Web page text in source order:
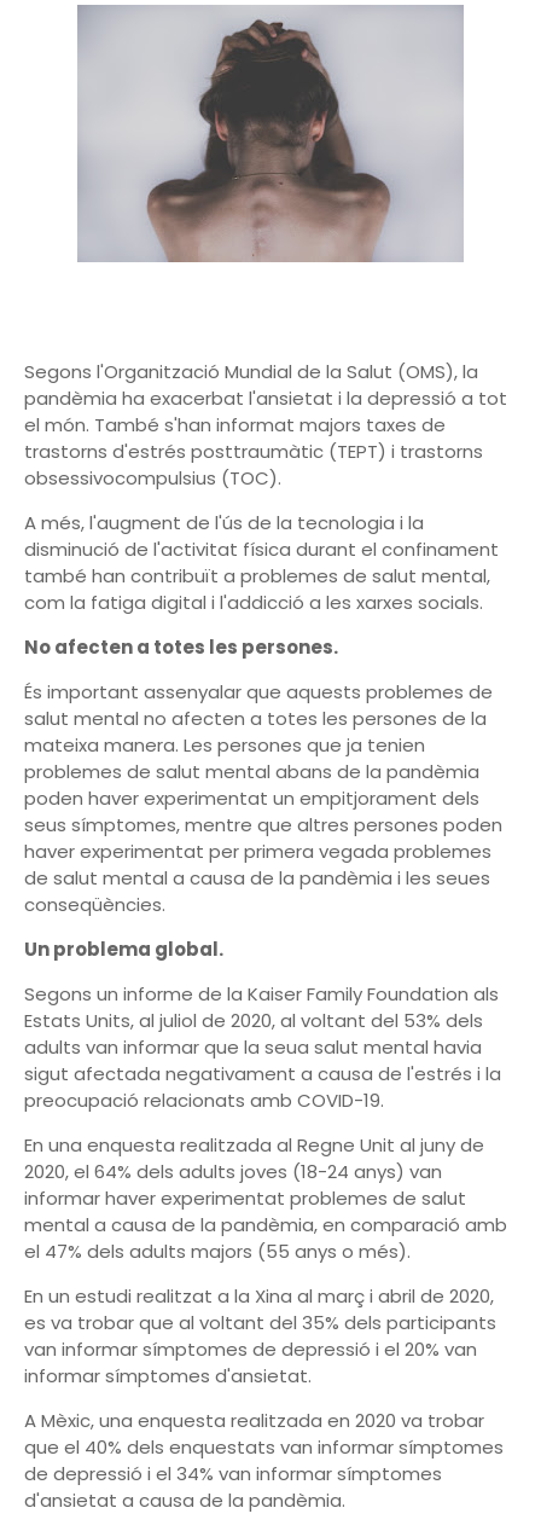
Segons l'Organització Mundial de la Salut (OMS), la
pandèmia ha exacerbat l'ansietat i la depressió a tot
el món. També s'han informat majors taxes de
trastorns d'estrés posttraumàtic (TEPT) i trastorns
obsessivocompulsius (TOC).
A més, l'augment de l'ús de la tecnologia i la
disminució de l'activitat física durant el confinament
també han contribuït a problemes de salut mental,
com la fatiga digital i l'addicció a les xarxes socials.
No afecten a totes les persones.
És important assenyalar que aquests problemes de
salut mental no afecten a totes les persones de la
mateixa manera. Les persones que ja tenien
problemes de salut mental abans de la pandèmia
poden haver experimentat un empitjorament dels
seus símptomes, mentre que altres persones poden
haver experimentat per primera vegada problemes
de salut mental a causa de la pandèmia i les seues
conseqüències.
Un problema global.
Segons un informe de la Kaiser Family Foundation als
Estats Units, al juliol de 2020, al voltant del 53% dels
adults van informar que la seua salut mental havia
sigut afectada negativament a causa de l'estrés i la
preocupació relacionats amb COVID-19.
En una enquesta realitzada al Regne Unit al juny de
2020, el 64% dels adults joves (18-24 anys) van
informar haver experimentat problemes de salut
mental a causa de la pandèmia, en comparació amb
el 47% dels adults majors (55 anys o més).
En un estudi realitzat a la Xina al març i abril de 2020,
es va trobar que al voltant del 35% dels participants
van informar símptomes de depressió i el 20% van
informar símptomes d'ansietat.
A Mèxic, una enquesta realitzada en 2020 va trobar
que el 40% dels enquestats van informar símptomes
de depressió i el 34% van informar símptomes
d'ansietat a causa de la pandèmia.